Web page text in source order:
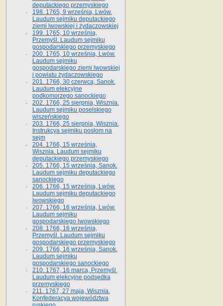
deputackiego przemyskiego
198. 1765, 9 września, Lwów.
Laudum sejmiku deputackiego
ziemi lwowskiej i żydaczowskiej
199. 1765, 10 września,
Przemyśl. Laudum sejmiku
gospodarskiego przemyskiego
200. 1765, 10 września, Lwów.
Laudum sejmiku
gospodarskiego ziemi lwowskiej
i powiatu żydaczowskiego
201. 1766, 30 czerwca, Sanok.
Laudum elekcyjne
podkomorzego sanockiego
202. 1766, 25 sierpnia, Wisznia.
Laudum sejmiku poselskiego
wiszeńskiego
203. 1766, 25 sierpnia, Wisznia.
Instrukcya sejmiku posłom na
sejm
204. 1766, 15 września,
Wisznia. Laudum sejmiku
deputackiego przemyskiego
205. 1766, 15 września, Sanok.
Laudum sejmiku deputackiego
sanockiego
206. 1766, 15 września, Lwów.
Laudum sejmiku deputackiego
lwowskiego
207. 1766, 16 września, Lwów.
Laudum sejmiku
gospodarskiego lwowskiego
208. 1766, 16 września,
Przemyśl. Laudum sejmiku
gospodarskiego przemyskiego
209. 1766, 16 września, Sanok.
Laudum sejmiku
gospodarskiego sanockiego
210. 1767, 16 marca, Przemyśl.
Laudum elekcyjne podsędka
przemyskiego
211. 1767, 27 maja, Wisznia.
Konfederacya województwa